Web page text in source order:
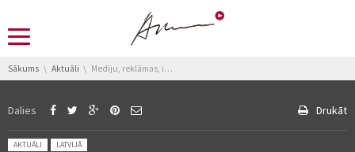
You are here:
Sākums Aktuāli Mediju, reklāmas, izglītības un radošās industrijas nozares uzņēmumu topa līderis pērn bija “TV3 Latvia”
Dalies Drukāt
Posted in:
AKTUĀLI LATVIJĀ